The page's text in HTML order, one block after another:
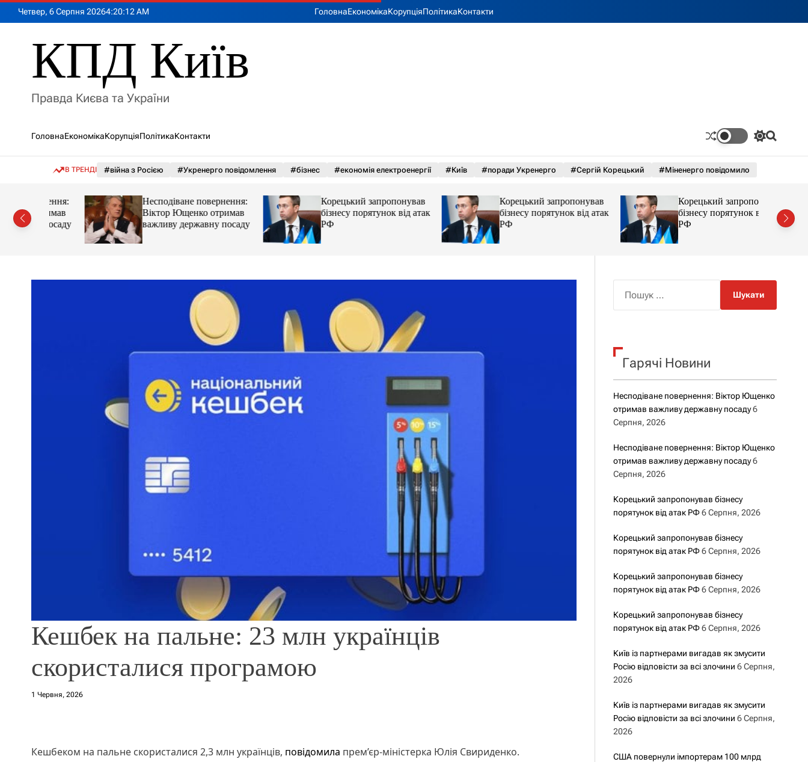
Четвер, 6 Серпня 20264:20:13 AM ГоловнаЕкономікаКорупціяПолітикаКонтакти
КПД Київ
Правда Києва та України
ГоловнаЕкономікаКорупціяПолітикаКонтакти
П
е
к
а
р
о
у
П
В ТРЕНДІ #війна з Росією #Укренерго повідомлення #бізнес #економія електроенергії #Київ #поради Укренерго #Сергій Корецький #Міненерго повідомило
посаду
Несподіване повернення:
Віктор Ющенко отримав
важливу державну посаду
Корецький запропонував
бізнесу порятунок від атак
РФ
Корецький запропонував
бізнесу порятунок від атак
РФ
Корецький запропонував
бізнесу порятунок від атак
РФ
Кешбек на пальне: 23 млн українців
скористалися програмою
1 Червня, 2026
Кешбеком на пальне скористалися 2,3 млн українців, повідомила прем’єр-міністерка Юлія Свириденко.
к
Гарячі Новини
Несподіване повернення: Віктор Ющенко
отримав важливу державну посаду 6
Серпня, 2026
Несподіване повернення: Віктор Ющенко
отримав важливу державну посаду 6
Серпня, 2026
Корецький запропонував бізнесу
порятунок від атак РФ 6 Серпня, 2026
Корецький запропонував бізнесу
порятунок від атак РФ 6 Серпня, 2026
Корецький запропонував бізнесу
порятунок від атак РФ 6 Серпня, 2026
Корецький запропонував бізнесу
порятунок від атак РФ 6 Серпня, 2026
Київ із партнерами вигадав як змусити
Росію відповісти за всі злочини 6 Серпня,
2026
Київ із партнерами вигадав як змусити
Росію відповісти за всі злочини 6 Серпня,
2026
США повернули імпортерам 100 млрд